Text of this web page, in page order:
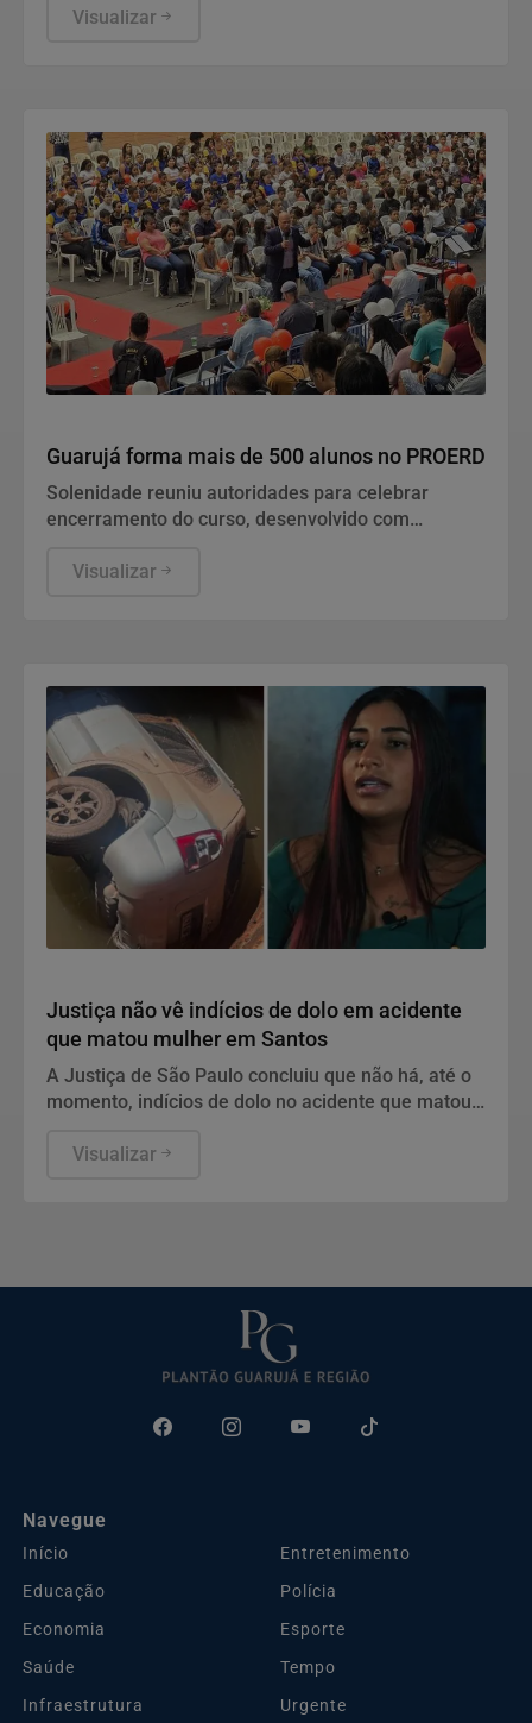
recolhido pela Zoonoses e ficará em observação.
Visualizar
Guarujá forma mais de 500 alunos no PROERD
Solenidade reuniu autoridades para celebrar
encerramento do curso, desenvolvido com
ao combate às drogas e violência
Visualizar
Justiça não vê indícios de dolo em acidente
que matou mulher em Santos
A Justiça de São Paulo concluiu que não há, até o
momento, indícios de dolo no acidente que matou
Visualizar
Navegue
Início
Entretenimento
Educação
Polícia
Economia
Esporte
Saúde
Tempo
Infraestrutura
Urgente